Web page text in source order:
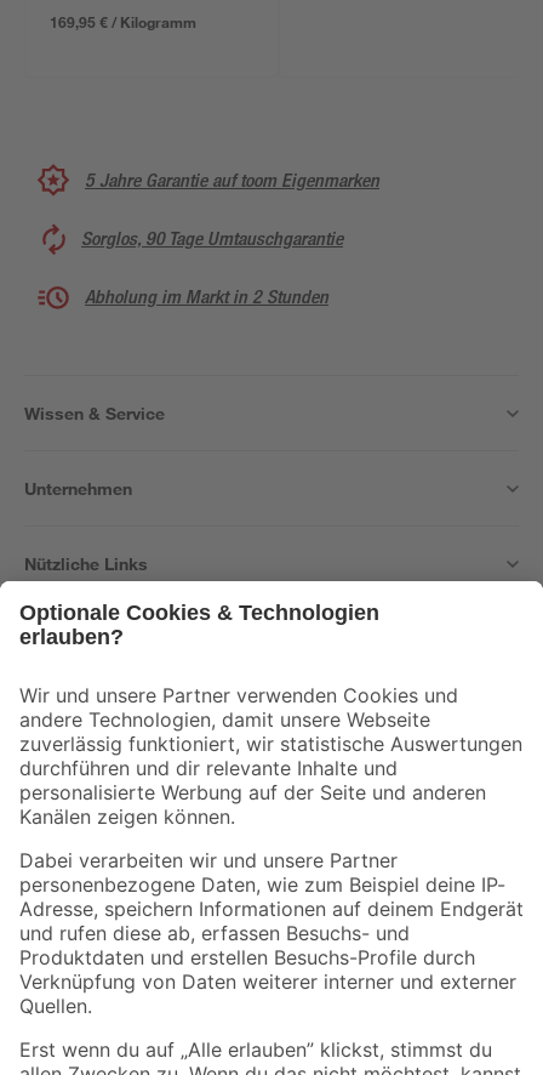
169,95 € / Kilogramm
5 Jahre Garantie auf toom Eigenmarken
Sorglos, 90 Tage Umtauschgarantie
Abholung im Markt in 2 Stunden
Wissen & Service
Unternehmen
Nützliche Links
Der toom Newsletter: Keine Angebote und Aktionen mehr verpassen!
Zur Newsletter Anmeldung
Folge uns
Zahlungsarten Versandarten
Sicher einkaufen